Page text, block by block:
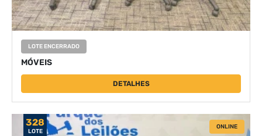
LOTE ENCERRADO
MÓVEIS
DETALHES
328
LOTE
ONLINE